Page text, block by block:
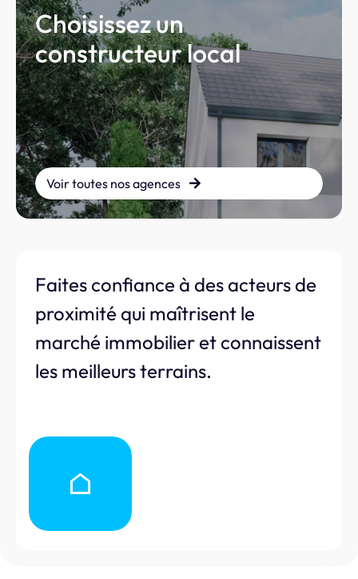
Choisissez un
constructeur local
Voir toutes nos agences
Faites confiance à des acteurs de
proximité qui maîtrisent le
marché immobilier et connaissent
les meilleurs terrains.